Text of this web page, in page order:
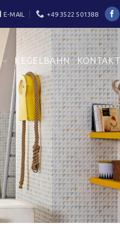
E-MAIL +49 3522 501388
KEGELBAHN KONTAKT